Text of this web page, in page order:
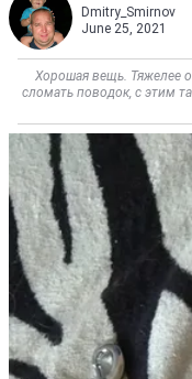
Dmitry_Smirnov
June 25, 2021
Хорошая вещь. Тяжелее
сломать поводок, с этим